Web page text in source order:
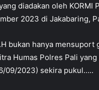
diadakan oleh KORMI
2023 di Jakabaring,
bukan hanya
Humas Polres Pali
09/2023) sekira pukul…..